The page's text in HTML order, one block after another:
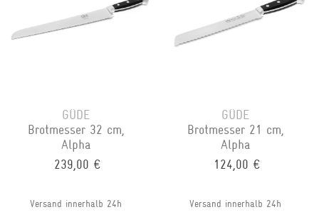
GÜDE
Brotmesser 32 cm,
Alpha
239,00 €
Versand innerhalb 24h
GÜDE
Brotmesser 21 cm,
Alpha
124,00 €
Versand innerhalb 24h